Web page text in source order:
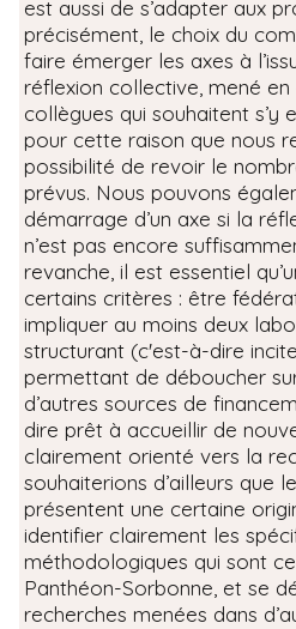
est aussi de s’adapter aux
précisément, le choix du
faire émerger les axes à
réflexion collective, mené
collègues qui souhaitent s’y
pour cette raison que nous
possibilité de revoir le
prévus. Nous pouvons
démarrage d’un axe si la
n’est pas encore
revanche, il est essentiel
certains critères : être
impliquer au moins deux
structurant (c'est-à-dire
permettant de déboucher
d’autres sources de
dire prêt à accueillir de
clairement orienté vers la
souhaiterions d’ailleurs que
présentent une certaine
identifier clairement les
méthodologiques qui sont
Panthéon-Sorbonne, et se
recherches menées dans